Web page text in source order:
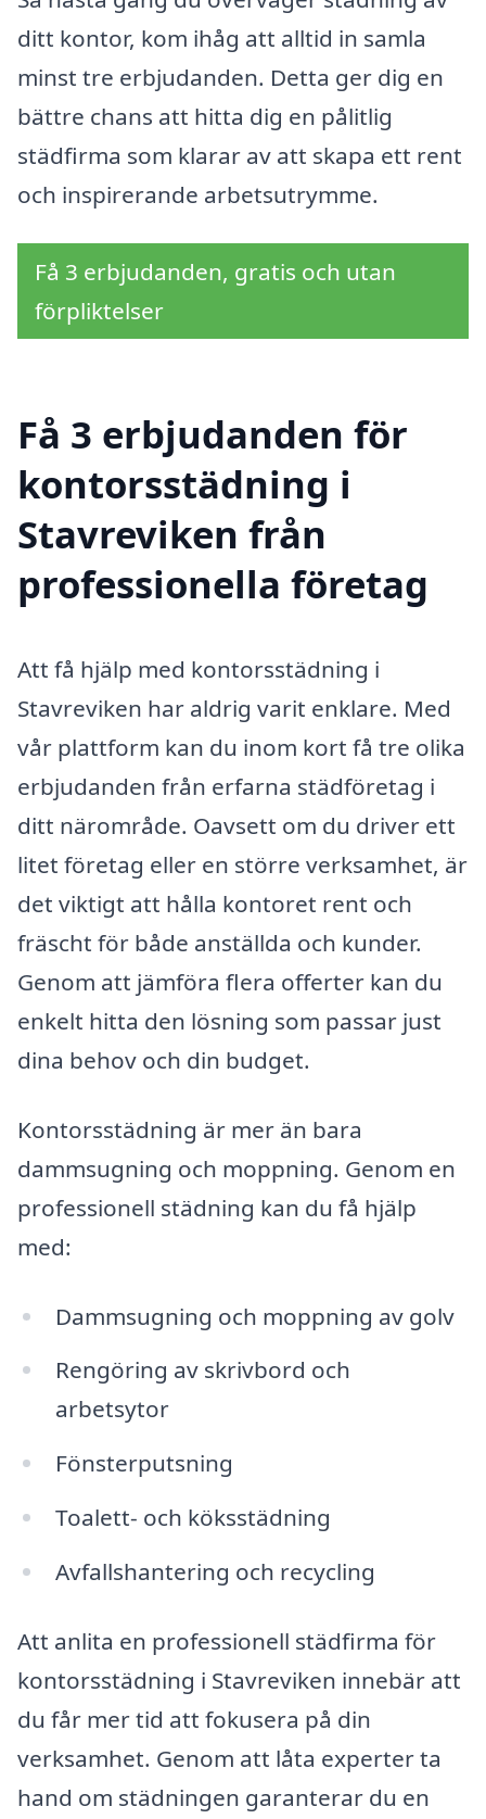
ditt kontor, kom ihåg att alltid in samla
minst tre erbjudanden. Detta ger dig en
bättre chans att hitta dig en pålitlig
städfirma som klarar av att skapa ett rent
och inspirerande arbetsutrymme.
Få 3 erbjudanden, gratis och utan
förpliktelser
Få 3 erbjudanden för
kontorsstädning i
Stavreviken från
professionella företag
Att få hjälp med kontorsstädning i
Stavreviken har aldrig varit enklare. Med
vår plattform kan du inom kort få tre olika
erbjudanden från erfarna städföretag i
ditt närområde. Oavsett om du driver ett
litet företag eller en större verksamhet, är
det viktigt att hålla kontoret rent och
fräscht för både anställda och kunder.
Genom att jämföra flera offerter kan du
enkelt hitta den lösning som passar just
dina behov och din budget.
Kontorsstädning är mer än bara
dammsugning och moppning. Genom en
professionell städning kan du få hjälp
med:
Dammsugning och moppning av golv
Rengöring av skrivbord och
arbetsytor
Fönsterputsning
Toalett- och köksstädning
Avfallshantering och recycling
Att anlita en professionell städfirma för
kontorsstädning i Stavreviken innebär att
du får mer tid att fokusera på din
verksamhet. Genom att låta experter ta
hand om städningen garanterar du en